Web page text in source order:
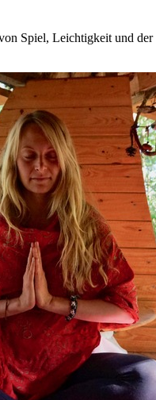
Spiel, Leichtigkeit und